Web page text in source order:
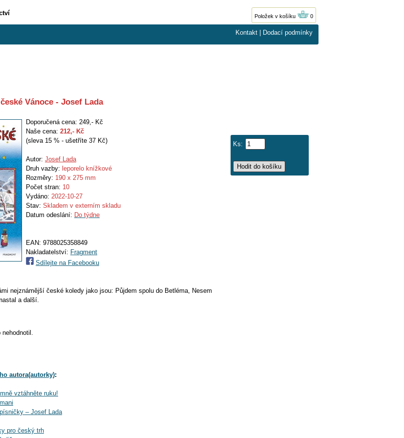
Položek v košíku 0
Kontakt Dodací podmínky
Vánoce - Josef Lada
Doporučená cena: 249,- Kč
Naše cena: 212,- Kč
(sleva 15 % - ušetříte 37 Kč)
Autor: Josef Lada
Druh vazby: leporelo knížkové
Rozměry: 190 x 275 mm
Počet stran: 10
Vydáno: 2022-10-27
Stav: Skladem v externím skladu
Datum odeslání: Do týdne
EAN: 9788025358849
Nakladatelství: Fragment
Sdílejte na Facebooku
nejznámější české koledy jako jsou: Půjdem spolu do Betléma, Nesem
a další.
autora(autorky):
vztáhněte ruku!
– Josef Lada
pro český trh
Ks: